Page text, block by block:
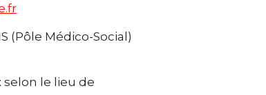
(Pôle Médico-Social)
le lieu de